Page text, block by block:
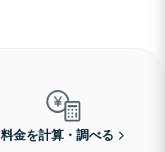
料金を計算・調べる